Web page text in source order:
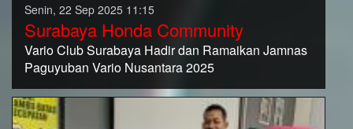
Senin, 22 Sep 2025 11:15
Surabaya Honda Community
Vario Club Surabaya Hadir dan Ramaikan Jamnas
Paguyuban Vario Nusantara 2025